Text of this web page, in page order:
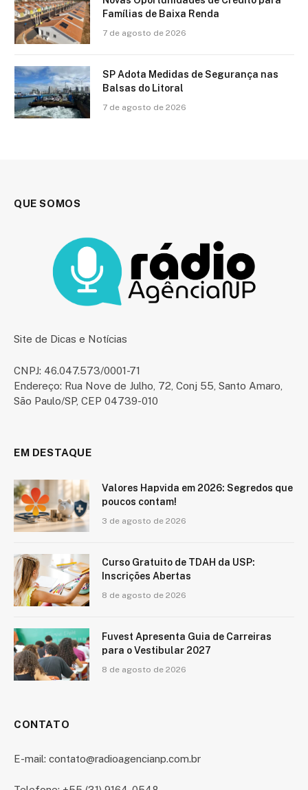
Famílias de Baixa Renda
7 de agosto de 2026
SP Adota Medidas de Segurança nas
Balsas do Litoral
7 de agosto de 2026
QUE SOMOS
Site de Dicas e Notícias
CNPJ: 46.047.573/0001-71
Endereço: Rua Nove de Julho, 72, Conj 55, Santo Amaro,
São Paulo/SP, CEP 04739-010
EM DESTAQUE
Valores Hapvida em 2026: Segredos que
poucos contam!
3 de agosto de 2026
Curso Gratuito de TDAH da USP:
Inscrições Abertas
8 de agosto de 2026
Fuvest Apresenta Guia de Carreiras
para o Vestibular 2027
8 de agosto de 2026
CONTATO
E-mail: contato@radioagencianp.com.br